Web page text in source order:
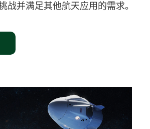
战并满足其他航天应用的需求。